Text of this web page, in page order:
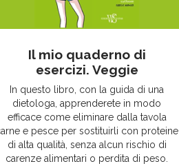
Il mio quaderno di
esercizi. Veggie
In questo libro, con la guida di una
dietologa, apprenderete in modo
efficace come eliminare dalla tavola
e pesce per sostituirli con proteine
di alta qualità, senza alcun rischio di
carenze alimentari o perdita di peso.